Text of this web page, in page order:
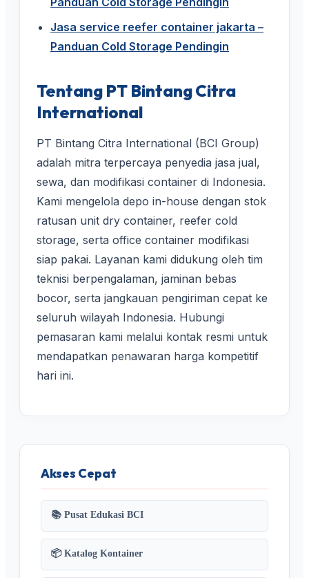
Jasa service reefer container jakarta –
Panduan Cold Storage Pendingin
Tentang PT Bintang Citra
International
PT Bintang Citra International (BCI Group)
adalah mitra terpercaya penyedia jasa jual,
sewa, dan modifikasi container di Indonesia.
Kami mengelola depo in-house dengan stok
ratusan unit dry container, reefer cold
storage, serta office container modifikasi
siap pakai. Layanan kami didukung oleh tim
teknisi berpengalaman, jaminan bebas
bocor, serta jangkauan pengiriman cepat ke
seluruh wilayah Indonesia. Hubungi
pemasaran kami melalui kontak resmi untuk
mendapatkan penawaran harga kompetitif
hari ini.
Akses Cepat
📚 Pusat Edukasi BCI
📦 Katalog Kontainer